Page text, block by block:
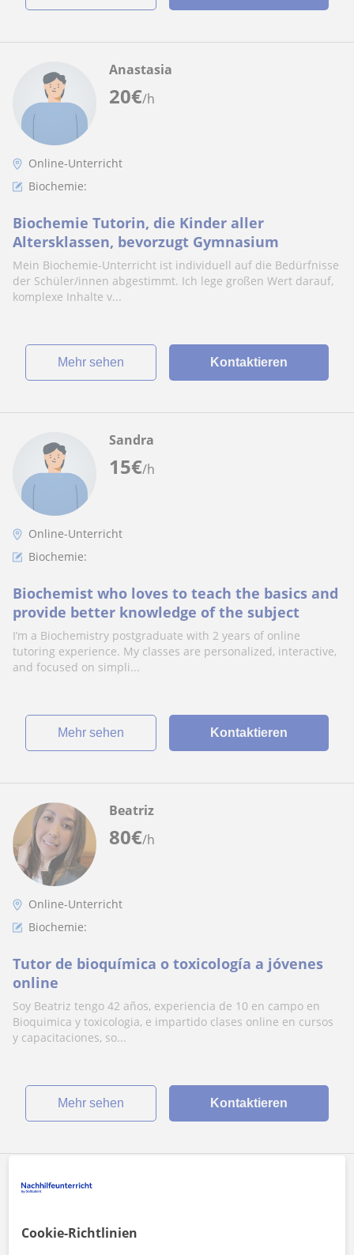
20€/h
Anastasia
Online-Unterricht
Biochemie:
Biochemie Tutorin, die Kinder aller
Altersklassen, bevorzugt Gymnasium
Mein Biochemie-Unterricht ist individuell auf die Bedürfnisse
der Schüler/innen abgestimmt. Ich lege großen Wert darauf,
komplexe Inhalte v...
Mehr sehen Kontaktieren
15€/h
Sandra
Online-Unterricht
Biochemie:
Biochemist who loves to teach the basics and
provide better knowledge of the subject
I’m a Biochemistry postgraduate with 2 years of online
tutoring experience. My classes are personalized, interactive,
and focused on simpli...
Mehr sehen Kontaktieren
80€/h
Beatriz
Online-Unterricht
Biochemie:
Tutor de bioquímica o toxicología a jóvenes
online
Soy Beatriz tengo 42 años, experiencia de 10 en campo en
Bioquimica y toxicologia, e impartido clases online en cursos
y capacitaciones, so...
Mehr sehen Kontaktieren
Cookie-Richtlinien